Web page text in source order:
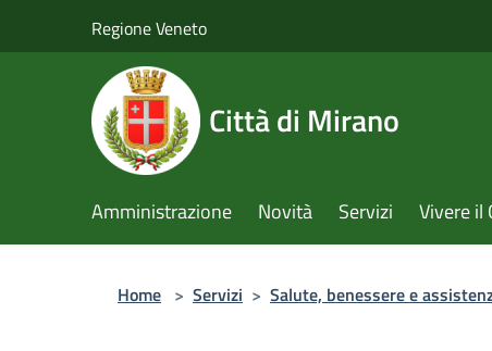
Regione Veneto
Città di Mirano
Amministrazione Novità Servizi Vivere il
Home > Servizi > Salute, benessere e